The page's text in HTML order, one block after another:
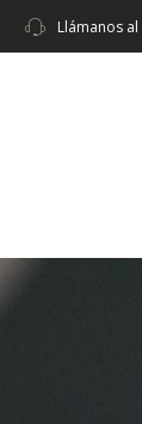
Llámanos al